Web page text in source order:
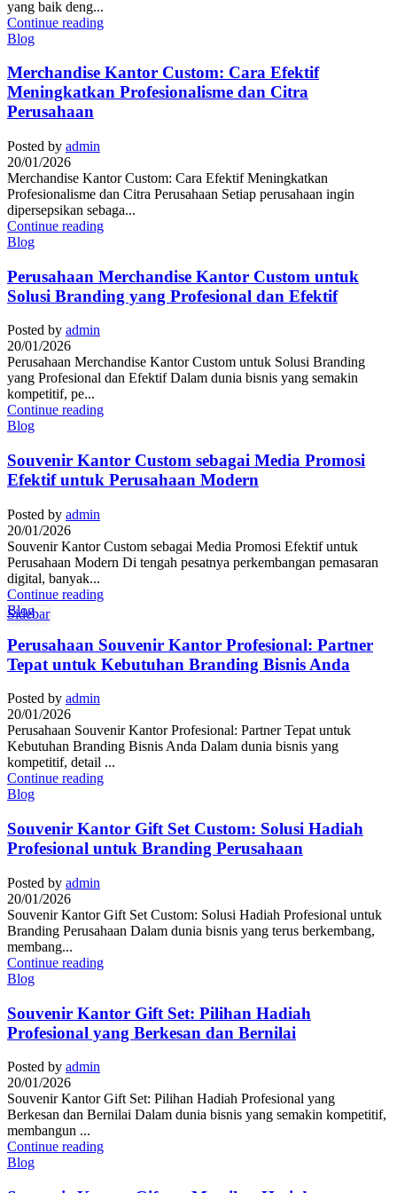
yang baik deng...
Continue reading
Blog
Merchandise Kantor Custom: Cara Efektif
Meningkatkan Profesionalisme dan Citra
Perusahaan
Posted by admin
20/01/2026
Merchandise Kantor Custom: Cara Efektif Meningkatkan
Profesionalisme dan Citra Perusahaan Setiap perusahaan ingin
dipersepsikan sebaga...
Continue reading
Blog
Perusahaan Merchandise Kantor Custom untuk
Solusi Branding yang Profesional dan Efektif
Posted by admin
20/01/2026
Perusahaan Merchandise Kantor Custom untuk Solusi Branding
yang Profesional dan Efektif Dalam dunia bisnis yang semakin
kompetitif, pe...
Continue reading
Blog
Souvenir Kantor Custom sebagai Media Promosi
Efektif untuk Perusahaan Modern
Posted by admin
20/01/2026
Souvenir Kantor Custom sebagai Media Promosi Efektif untuk
Perusahaan Modern Di tengah pesatnya perkembangan pemasaran
digital, banyak...
Continue reading
Blog
Perusahaan Souvenir Kantor Profesional: Partner
Tepat untuk Kebutuhan Branding Bisnis Anda
Posted by admin
20/01/2026
Perusahaan Souvenir Kantor Profesional: Partner Tepat untuk
Kebutuhan Branding Bisnis Anda Dalam dunia bisnis yang
kompetitif, detail ...
Continue reading
Blog
Souvenir Kantor Gift Set Custom: Solusi Hadiah
Profesional untuk Branding Perusahaan
Posted by admin
20/01/2026
Souvenir Kantor Gift Set Custom: Solusi Hadiah Profesional untuk
Branding Perusahaan Dalam dunia bisnis yang terus berkembang,
membang...
Continue reading
Blog
Souvenir Kantor Gift Set: Pilihan Hadiah
Profesional yang Berkesan dan Bernilai
Posted by admin
20/01/2026
Souvenir Kantor Gift Set: Pilihan Hadiah Profesional yang
Berkesan dan Bernilai Dalam dunia bisnis yang semakin kompetitif,
membangun ...
Continue reading
Blog
Sidebar